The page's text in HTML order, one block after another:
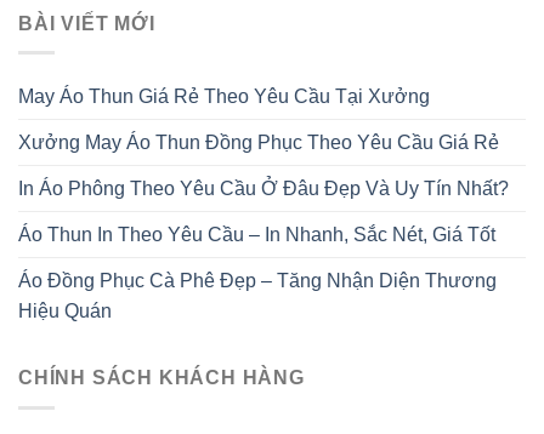
BÀI VIẾT MỚI
May Áo Thun Giá Rẻ Theo Yêu Cầu Tại Xưởng
Xưởng May Áo Thun Đồng Phục Theo Yêu Cầu Giá Rẻ
In Áo Phông Theo Yêu Cầu Ở Đâu Đẹp Và Uy Tín Nhất?
Áo Thun In Theo Yêu Cầu – In Nhanh, Sắc Nét, Giá Tốt
Áo Đồng Phục Cà Phê Đẹp – Tăng Nhận Diện Thương
Hiệu Quán
CHÍNH SÁCH KHÁCH HÀNG